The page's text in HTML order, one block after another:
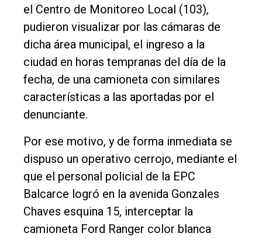
el Centro de Monitoreo Local (103),
pudieron visualizar por las cámaras de
dicha área municipal, el ingreso a la
ciudad en horas tempranas del día de la
fecha, de una camioneta con similares
características a las aportadas por el
denunciante.
Por ese motivo, y de forma inmediata se
dispuso un operativo cerrojo, mediante el
que el personal policial de la EPC
Balcarce logró en la avenida Gonzales
Chaves esquina 15, interceptar la
camioneta Ford Ranger color blanca